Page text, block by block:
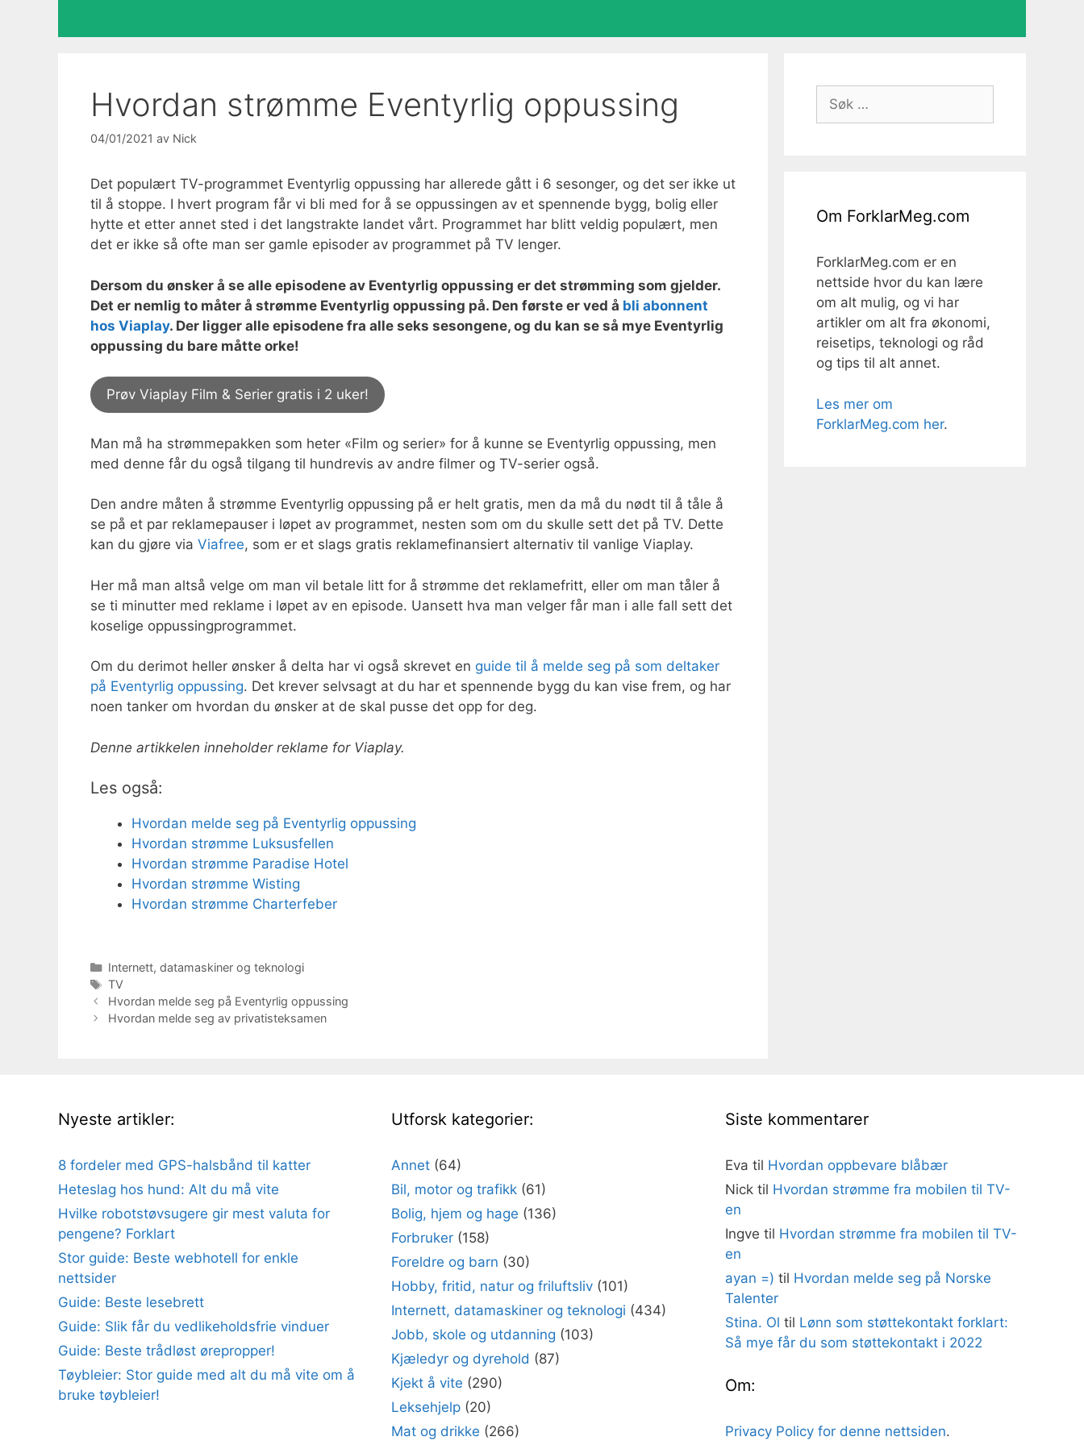
Hvordan strømme Eventyrlig oppussing
04/01/2021 av Nick
Det populært TV-programmet Eventyrlig oppussing har allerede gått i 6 sesonger, og det ser ikke ut
til å stoppe. I hvert program får vi bli med for å se oppussingen av et spennende bygg, bolig eller
hytte et etter annet sted i det langstrakte landet vårt. Programmet har blitt veldig populært, men
det er ikke så ofte man ser gamle episoder av programmet på TV lenger.
Dersom du ønsker å se alle episodene av Eventyrlig oppussing er det strømming som gjelder.
Det er nemlig to måter å strømme Eventyrlig oppussing på. Den første er ved å bli abonnent
hos Viaplay. Der ligger alle episodene fra alle seks sesongene, og du kan se så mye Eventyrlig
oppussing du bare måtte orke!
Prøv Viaplay Film & Serier gratis i 2 uker!
Man må ha strømmepakken som heter «Film og serier» for å kunne se Eventyrlig oppussing, men
med denne får du også tilgang til hundrevis av andre filmer og TV-serier også.
Den andre måten å strømme Eventyrlig oppussing på er helt gratis, men da må du nødt til å tåle å
se på et par reklamepauser i løpet av programmet, nesten som om du skulle sett det på TV. Dette
kan du gjøre via Viafree, som er et slags gratis reklamefinansiert alternativ til vanlige Viaplay.
Her må man altså velge om man vil betale litt for å strømme det reklamefritt, eller om man tåler å
se ti minutter med reklame i løpet av en episode. Uansett hva man velger får man i alle fall sett det
koselige oppussingprogrammet.
Om du derimot heller ønsker å delta har vi også skrevet en guide til å melde seg på som deltaker
på Eventyrlig oppussing. Det krever selvsagt at du har et spennende bygg du kan vise frem, og har
noen tanker om hvordan du ønsker at de skal pusse det opp for deg.
Denne artikkelen inneholder reklame for Viaplay.
Les også:
Hvordan melde seg på Eventyrlig oppussing
Hvordan strømme Luksusfellen
Hvordan strømme Paradise Hotel
Hvordan strømme Wisting
Hvordan strømme Charterfeber
Kategorier
Internett, datamaskiner og teknologi
Stikkord
TV
Hvordan melde seg på Eventyrlig oppussing
Hvordan melde seg av privatisteksamen
Søk
etter:
Om ForklarMeg.com
ForklarMeg.com er en
nettside hvor du kan lære
om alt mulig, og vi har
artikler om alt fra økonomi,
reisetips, teknologi og råd
og tips til alt annet.
Les mer om
ForklarMeg.com her.
Nyeste artikler:
8 fordeler med GPS-halsbånd til katter
Heteslag hos hund: Alt du må vite
Hvilke robotstøvsugere gir mest valuta for
pengene? Forklart
Stor guide: Beste webhotell for enkle
nettsider
Guide: Beste lesebrett
Guide: Slik får du vedlikeholdsfrie vinduer
Guide: Beste trådløst ørepropper!
Tøybleier: Stor guide med alt du må vite om å
bruke tøybleier!
Utforsk kategorier:
Annet (64)
Bil, motor og trafikk (61)
Bolig, hjem og hage (136)
Forbruker (158)
Foreldre og barn (30)
Hobby, fritid, natur og friluftsliv (101)
Internett, datamaskiner og teknologi (434)
Jobb, skole og utdanning (103)
Kjæledyr og dyrehold (87)
Kjekt å vite (290)
Leksehjelp (20)
Mat og drikke (266)
Siste kommentarer
Eva til Hvordan oppbevare blåbær
Nicktil Hvordan strømme fra mobilen til TV-
en
Ingve til Hvordan strømme fra mobilen til TV-
en
ayan =) til Hvordan melde seg på Norske
Talenter
Stina. Ol til Lønn som støttekontakt forklart:
Så mye får du som støttekontakt i 2022
Om:
Privacy Policy for denne nettsiden.